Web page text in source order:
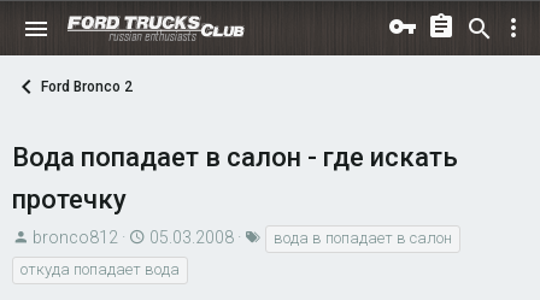
Ford Bronco 2
Вода попадает в салон - где искать
протечку
А
в
т
bronco812
Д
а
т
05.03.2008
вода в попадает в салон
откуда попадает вода